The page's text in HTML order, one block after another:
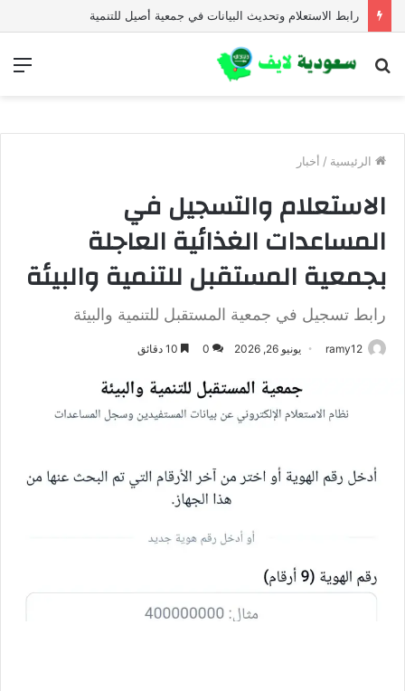
رابط الاستعلام وتحديث البيانات في جمعية أصيل للتنمية
بحث
الرئيسية / أخبار
الاستعلام والتسجيل في
المساعدات الغذائية العاجلة
بجمعية المستقبل للتنمية والبيئة
رابط تسجيل في جمعية المستقبل للتنمية والبيئة
ramy12 يونيو 26, 2026 0